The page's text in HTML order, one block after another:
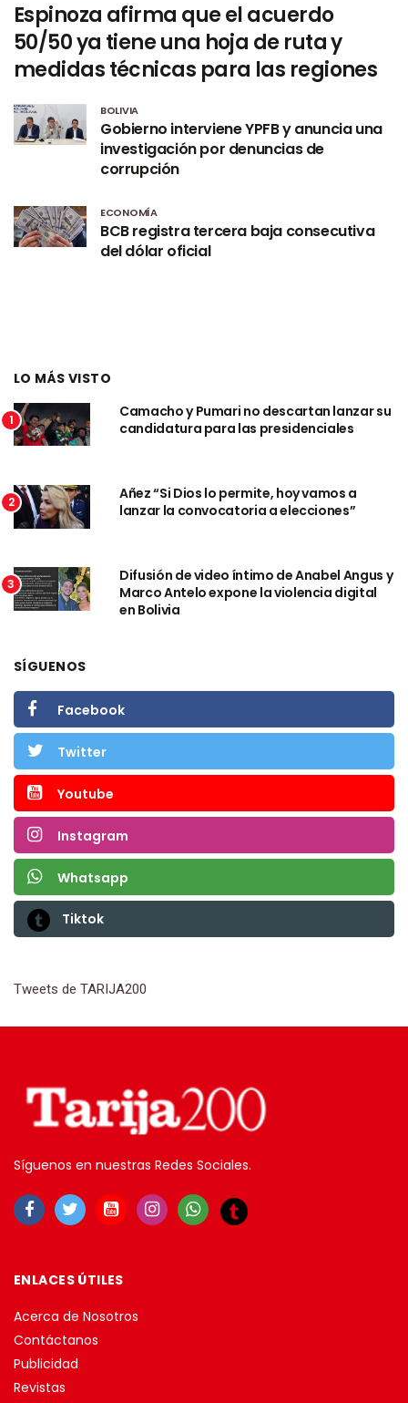
Espinoza afirma que el acuerdo
50/50 ya tiene una hoja de ruta y
medidas técnicas para las regiones
BOLIVIA
Gobierno interviene YPFB y anuncia una
investigación por denuncias de
corrupción
ECONOMÍA
BCB registra tercera baja consecutiva
del dólar oficial
LO MÁS VISTO
1
Camacho y Pumari no descartan lanzar su
candidatura para las presidenciales
2
Añez “Si Dios lo permite, hoy vamos a
lanzar la convocatoria a elecciones”
3
Difusión de video íntimo de Anabel Angus y
Marco Antelo expone la violencia digital
en Bolivia
SÍGUENOS
Facebook
Twitter
Youtube
Instagram
Whatsapp
Tiktok
Tweets de TARIJA200
Síguenos en nuestras Redes Sociales.
ENLACES ÚTILES
Acerca de Nosotros
Contáctanos
Publicidad
Revistas